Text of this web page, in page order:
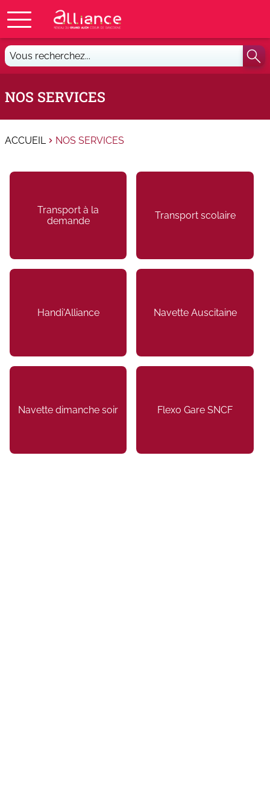
Vous
recherchez...
NOS SERVICES
ACCUEIL NOS SERVICES
Transport à la
demande
Transport scolaire
Handi'Alliance Navette Auscitaine
Navette dimanche soir Flexo Gare SNCF